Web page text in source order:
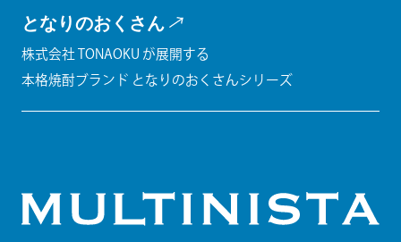
となりのおくさん
株式会社 TONAOKU が展開する
本格焼酎ブランド となりのおくさんシリーズ